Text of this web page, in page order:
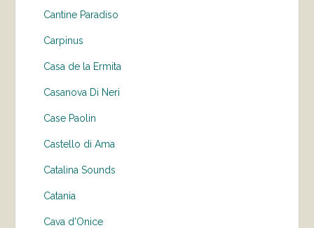
Cantine Paradiso
Carpinus
Casa de la Ermita
Casanova Di Neri
Case Paolin
Castello di Ama
Catalina Sounds
Catania
Cava d'Onice